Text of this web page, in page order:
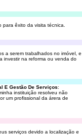
êxito da visita técnica.
a serem trabalhados no imóvel, e
investir na reforma ou venda do
E Gestão De Serviços:
instituição resolveu não
um profissional da árera de
serviços devido a localização e